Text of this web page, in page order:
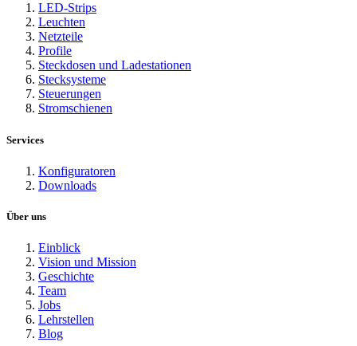
LED-Strips
Leuchten
Netzteile
Profile
Steckdosen und Ladestationen
Stecksysteme
Steuerungen
Stromschienen
Services
Konfiguratoren
Downloads
Über uns
Einblick
Vision und Mission
Geschichte
Team
Jobs
Lehrstellen
Blog